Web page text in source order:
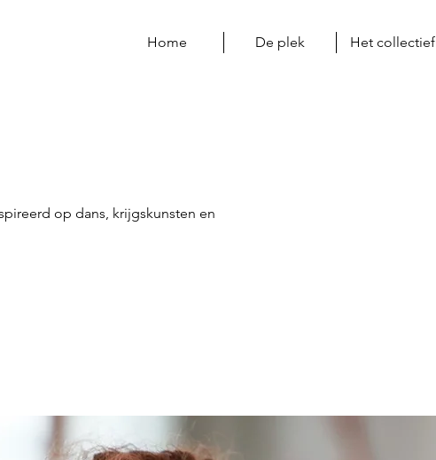
Home De plek Het collectief
op dans, krijgskunsten en